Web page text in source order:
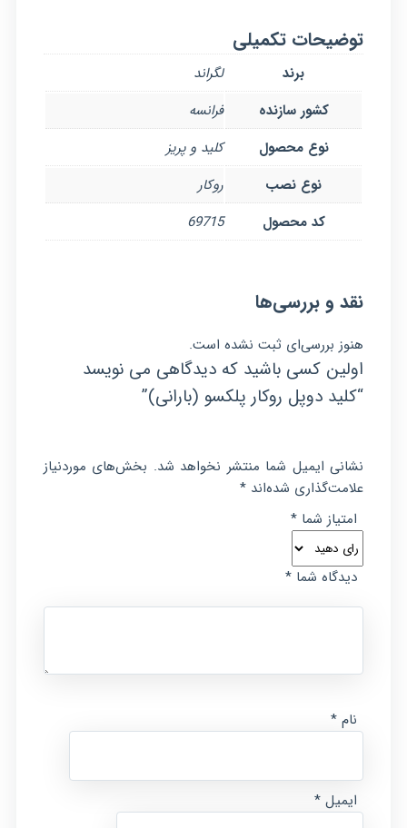
توضیحات تکمیلی
برند
لگراند
کشور سازنده
فرانسه
نوع محصول
کلید و پریز
نوع نصب
روکار
کد محصول
69715
نقد و بررسی‌ها
هنوز بررسی‌ای ثبت نشده است.
اولین کسی باشید که دیدگاهی می نویسد
“کلید دوپل روکار پلکسو (بارانی)”
نشانی ایمیل شما منتشر نخواهد شد. بخش‌های موردنیاز
علامت‌گذاری شده‌اند *
امتیاز شما *
دیدگاه شما *
نام *
ایمیل *